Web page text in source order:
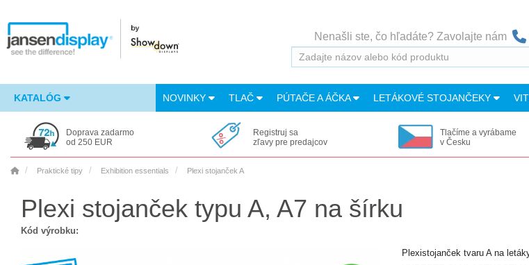
Nenašli ste, čo hľadáte? Zavolajte nám
KATALÓG NOVINKY TLAČ PÚTAČE A ÁČKA LETÁKOVÉ STOJANČEKY
Doprava zadarmo
od 250 EUR
Registruj sa
zľavy pre predajcov
Tlačíme a vyrábame
v Česku
Praktické tipy Exhibition essentials Plexi stojanček A
Plexi stojanček typu A, A7 na šírku
Kód výrobku:
Plexistojanček tvaru A na